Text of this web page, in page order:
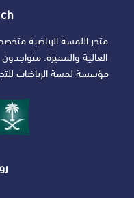
متجر اللمسة الرياضية
العالية والمميزة.
مؤسسة لمسة الرياضات للتجارة